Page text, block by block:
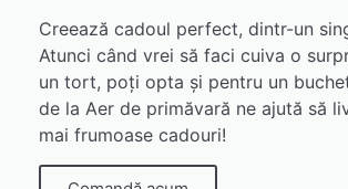
Creează cadoul perfect, dintr-un
Atunci când vrei să faci cuiva o
un tort, poți opta și pentru un
de la Aer de primăvară ne ajută să
mai frumoase cadouri!